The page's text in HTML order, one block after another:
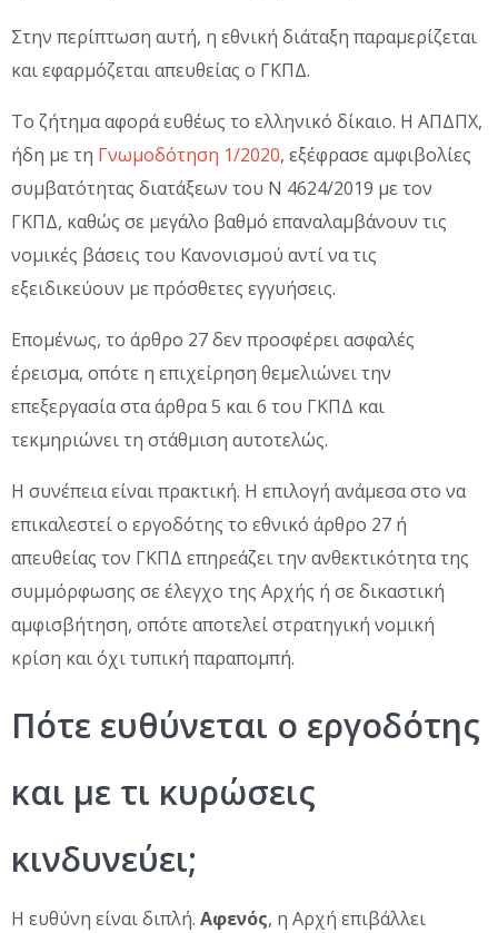
Στην περίπτωση αυτή, η εθνική διάταξη παραμερίζεται
και εφαρμόζεται απευθείας ο ΓΚΠΔ.
Το ζήτημα αφορά ευθέως το ελληνικό δίκαιο. Η ΑΠΔΠΧ,
ήδη με τη Γνωμοδότηση 1/2020, εξέφρασε αμφιβολίες
συμβατότητας διατάξεων του Ν 4624/2019 με τον
ΓΚΠΔ, καθώς σε μεγάλο βαθμό επαναλαμβάνουν τις
νομικές βάσεις του Κανονισμού αντί να τις
εξειδικεύουν με πρόσθετες εγγυήσεις.
Επομένως, το άρθρο 27 δεν προσφέρει ασφαλές
έρεισμα, οπότε η επιχείρηση θεμελιώνει την
επεξεργασία στα άρθρα 5 και 6 του ΓΚΠΔ και
τεκμηριώνει τη στάθμιση αυτοτελώς.
Η συνέπεια είναι πρακτική. Η επιλογή ανάμεσα στο να
επικαλεστεί ο εργοδότης το εθνικό άρθρο 27 ή
απευθείας τον ΓΚΠΔ επηρεάζει την ανθεκτικότητα της
συμμόρφωσης σε έλεγχο της Αρχής ή σε δικαστική
αμφισβήτηση, οπότε αποτελεί στρατηγική νομική
κρίση και όχι τυπική παραπομπή.
Πότε ευθύνεται ο εργοδότης
και με τι κυρώσεις
κινδυνεύει;
Η ευθύνη είναι διπλή. Αφενός, η Αρχή επιβάλλει